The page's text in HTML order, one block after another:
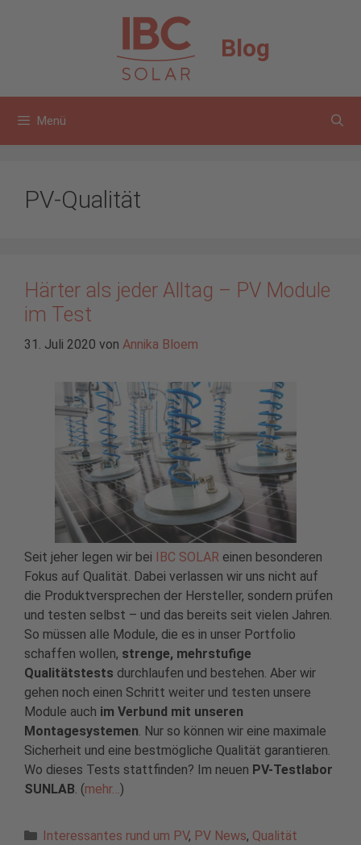
Blog
Menü
PV-Qualität
Härter als jeder Alltag – PV Module
im Test
31. Juli 2020 von Annika Bloem
Seit jeher legen wir bei IBC SOLAR einen besonderen
Fokus auf Qualität. Dabei verlassen wir uns nicht auf
die Produktversprechen der Hersteller, sondern prüfen
und testen selbst – und das bereits seit vielen Jahren.
So müssen alle Module, die es in unser Portfolio
schaffen wollen, strenge, mehrstufige
Qualitätstests durchlaufen und bestehen. Aber wir
gehen noch einen Schritt weiter und testen unsere
Module auch im Verbund mit unseren
Montagesystemen. Nur so können wir eine maximale
Sicherheit und eine bestmögliche Qualität garantieren.
Wo dieses Tests stattfinden? Im neuen PV-Testlabor
SUNLAB. (mehr…)
Kategorien
Interessantes rund um PV, PV News, Qualität